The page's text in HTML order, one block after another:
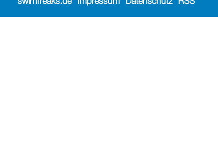
swimfreaks.de Impressum Datenschutz RSS